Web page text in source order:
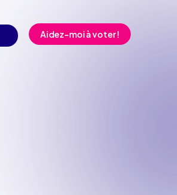
Aidez-moi à voter !